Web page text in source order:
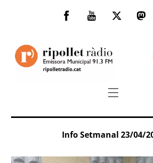
Facebook
You
Twitter
Menu
Info Setmanal 23/04/